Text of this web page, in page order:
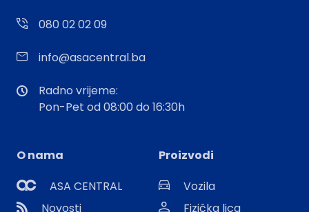
080 02 02 09
info@asacentral.ba
Radno vrijeme:
Pon-Pet od 08:00 do 16:30h
O nama
ASA CENTRAL
Novosti
Proizvodi
Vozila
Fizička lica